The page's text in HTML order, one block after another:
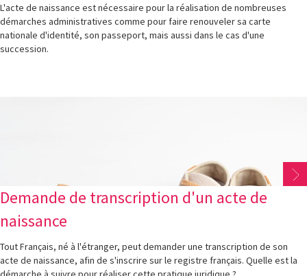
L'acte de naissance est nécessaire pour la réalisation de nombreuses
démarches administratives comme pour faire renouveler sa carte
nationale d'identité, son passeport, mais aussi dans le cas d'une
succession.
Demande de transcription d'un acte de
naissance
Tout Français, né à l'étranger, peut demander une transcription de son
acte de naissance, afin de s'inscrire sur le registre français. Quelle est la